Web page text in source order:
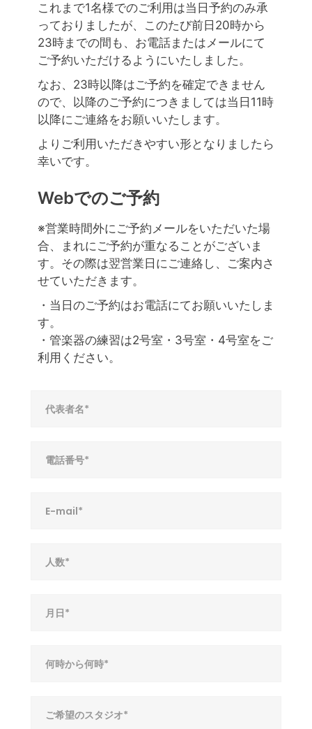
これまで1名様でのご利用は当日予約のみ承
っておりましたが、このたび前日20時から
23時までの間も、お電話またはメールにて
ご予約いただけるようにいたしました。
なお、23時以降はご予約を確定できません
ので、以降のご予約につきましては当日11時
以降にご連絡をお願いいたします。
よりご利用いただきやすい形となりましたら
幸いです。
Webでのご予約
※営業時間外にご予約メールをいただいた場
合、まれにご予約が重なることがございま
す。その際は翌営業日にご連絡し、ご案内さ
せていただきます。
・当日のご予約はお電話にてお願いいたしま
す。
・管楽器の練習は2号室・3号室・4号室をご
利用ください。